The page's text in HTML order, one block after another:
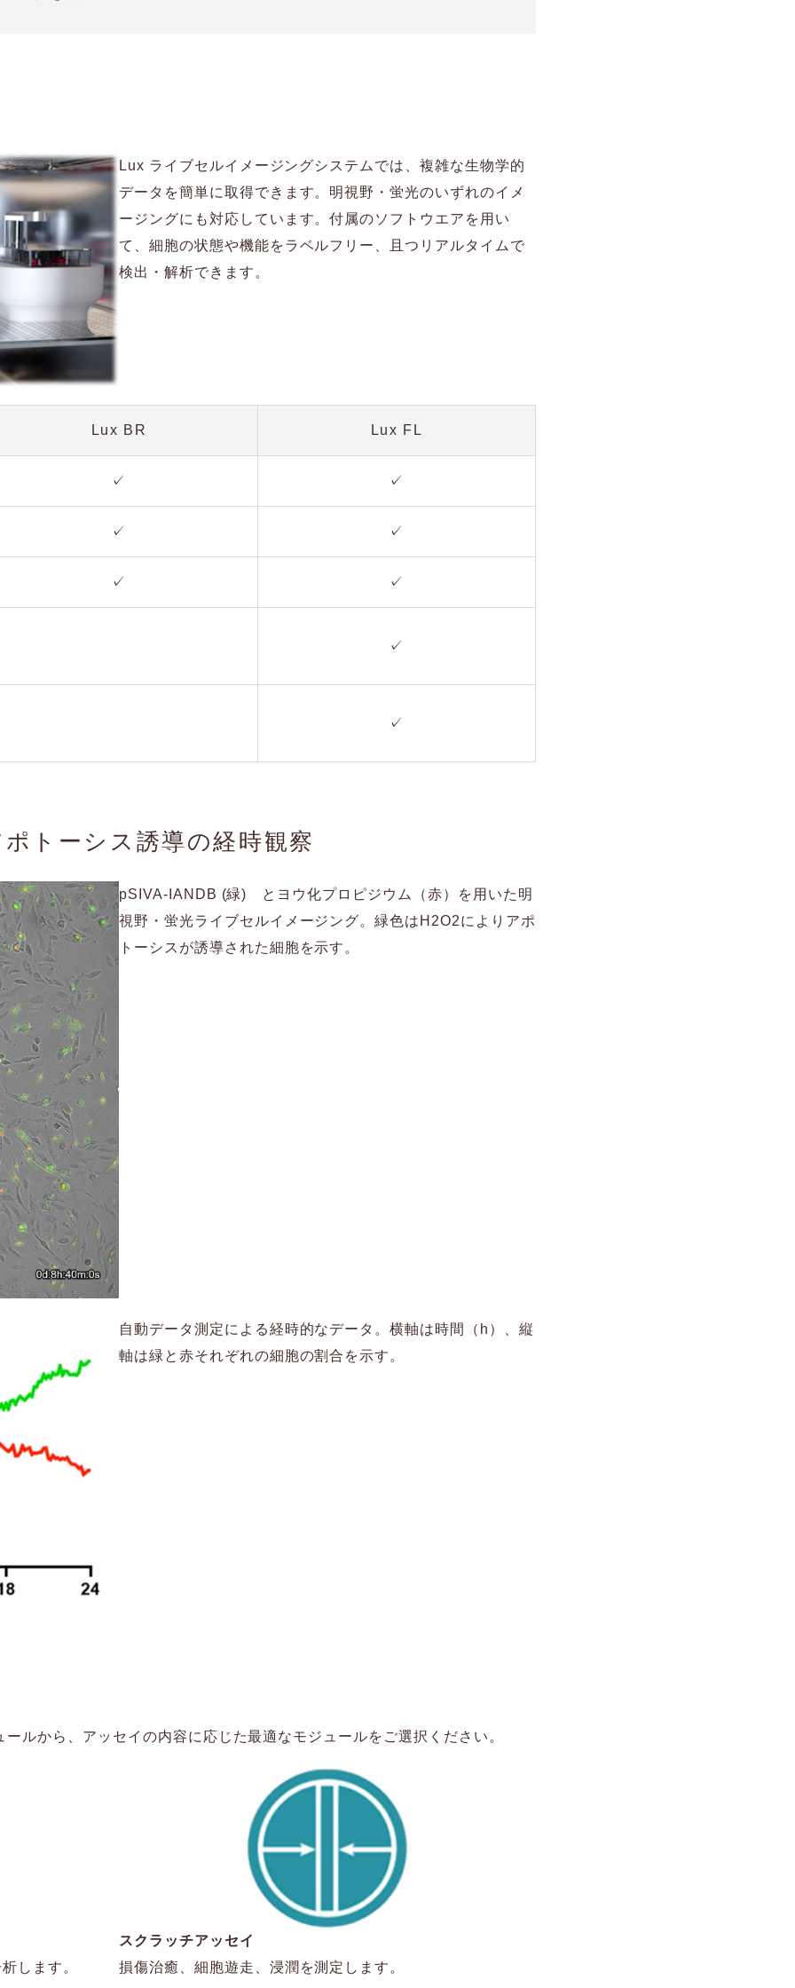
Lux ライブセルイメージングシステムでは、複雑な生物学的
データを簡単に取得できます。明視野・蛍光のいずれのイメ
ージングにも対応しています。付属のソフトウエアを用い
て、細胞の状態や機能をラベルフリー、且つリアルタイムで
検出・解析できます。
Lux BR Lux FL
✓ ✓
✓ ✓
✓ ✓
✓
✓
トーシス誘導の経時観察
pSIVA-IANDB (緑) とヨウ化プロピジウム（赤）を用いた明
視野・蛍光ライブセルイメージング。緑色はH2O2によりアポ
トーシスが誘導された細胞を示す。
自動データ測定による経時的なデータ。横軸は時間（h）、縦
軸は緑と赤それぞれの細胞の割合を示す。
ルから、アッセイの内容に応じた最適なモジュールをご選択ください。
します。
スクラッチアッセイ
損傷治癒、細胞遊走、浸潤を測定します。